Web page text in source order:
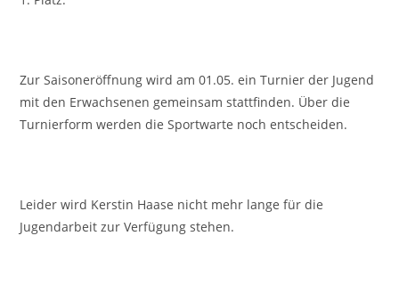
Zur Saisoneröffnung wird am 01.05. ein Turnier der Jugend
mit den Erwachsenen gemeinsam stattfinden. Über die
Turnierform werden die Sportwarte noch entscheiden.
Leider wird Kerstin Haase nicht mehr lange für die
Jugendarbeit zur Verfügung stehen.